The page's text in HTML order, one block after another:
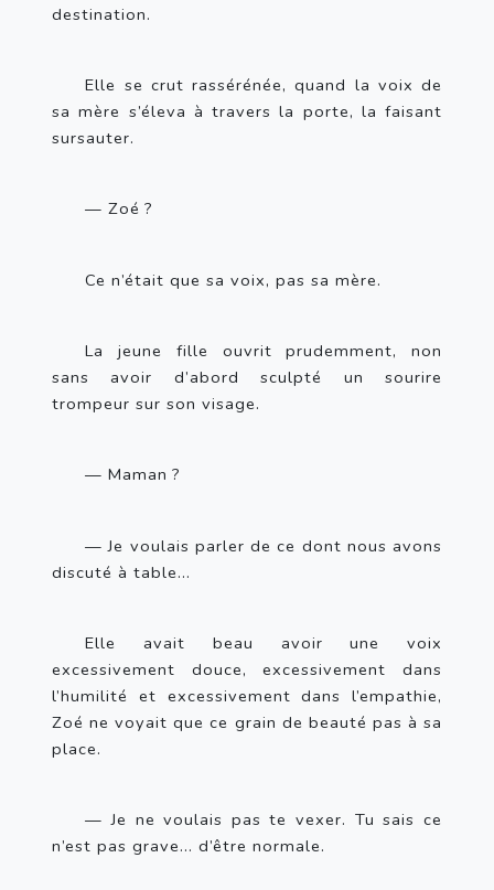
destination.
Elle se crut rassérénée, quand la voix de
sa mère s’éleva à travers la porte, la faisant
sursauter.
— Zoé ?
Ce n’était que sa voix, pas sa mère.
La jeune fille ouvrit prudemment, non
sans avoir d’abord sculpté un sourire
trompeur sur son visage.
— Maman ?
— Je voulais parler de ce dont nous avons
discuté à table…
Elle avait beau avoir une voix
excessivement douce, excessivement dans
l’humilité et excessivement dans l’empathie,
Zoé ne voyait que ce grain de beauté pas à sa
place.
— Je ne voulais pas te vexer. Tu sais ce
n’est pas grave… d’être normale.